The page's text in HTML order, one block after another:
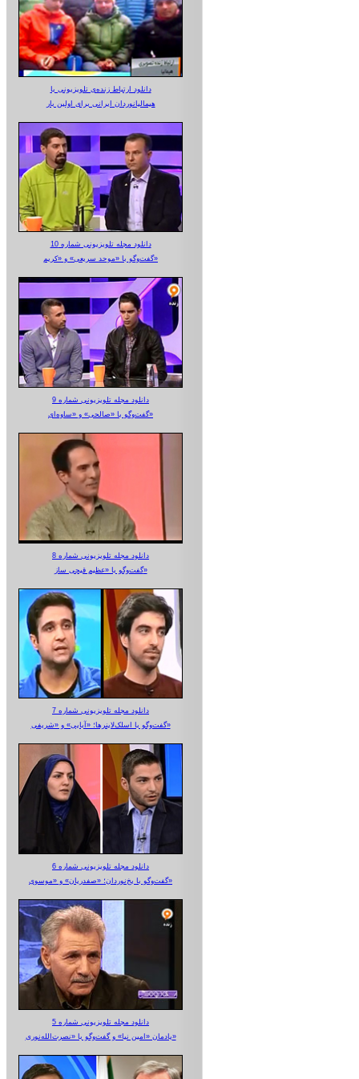
دانلود ارتباط زنده‌ی تلویزیونی‌ با
هیمالیانوردان ایرانی برای اولین بار
دانلود مجله تلویزیونی شماره 10
گفت‌وگو با «موحد سریعی» و «کریم»
دانلود مجله تلویزیونی شماره 9
گفت‌وگو با «صالحی» و «ساوه‌ای»
دانلود مجله تلویزیونی شماره 8
گفت‌وگو با «عظیم قیچی ساز»
دانلود مجله تلویزیونی شماره 7
گفت‌وگو با اسلک‌لاینرها؛ «آبایی» و «شریفی»
دانلود مجله تلویزیونی شماره 6
گفت‌وگو با یخ‌نوردان؛ «صفدریان» و «موسوی»
دانلود مجله تلویزیونی شماره 5
یادمان «امین نیا» و گفت‌وگو با «نصرت‌الله‌نوری»